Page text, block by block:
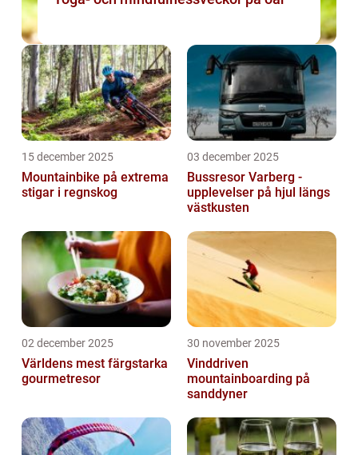
15 december 2025
Mountainbike på extrema
stigar i regnskog
03 december 2025
Bussresor Varberg -
upplevelser på hjul längs
västkusten
02 december 2025
Världens mest färgstarka
gourmetresor
30 november 2025
Vinddriven
mountainboarding på
sanddyner